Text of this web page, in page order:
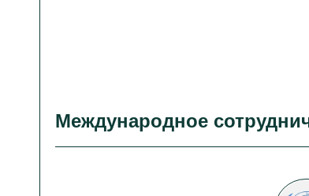
Международное